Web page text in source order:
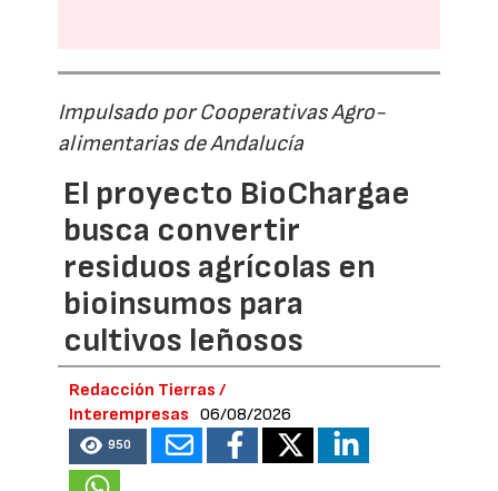
Impulsado por Cooperativas Agro-
alimentarias de Andalucía
El proyecto BioChargae
busca convertir
residuos agrícolas en
bioinsumos para
cultivos leñosos
Redacción Tierras /
Interempresas
06/08/2026
950